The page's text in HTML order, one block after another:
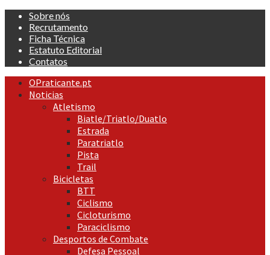
Skip
content
Sobre nós
Recrutamento
Ficha Técnica
Estatuto Editorial
Contatos
Primary
Menu
OPraticante.pt
Noticias
Atletismo
Biatle/Triatlo/Duatlo
Estrada
Paratriatlo
Pista
Trail
Bicicletas
BTT
Ciclismo
Cicloturismo
Paraciclismo
Desportos de Combate
Defesa Pessoal